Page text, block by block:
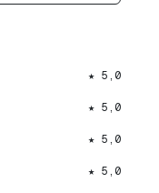
★ 5,0
★ 5,0
★ 5,0
★ 5,0